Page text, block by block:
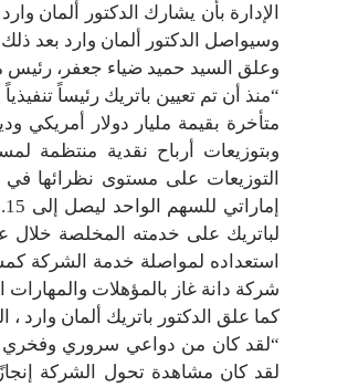
الإدارة بأن يشارك الدكتور ألمان
وسيواصل الدكتور ألمان وارد بعد
وعلق السيد حميد ضياء جعفر، رئيس
متأخرة بقيمة مليار دولار أمريكي
وبتوزيعات أرباح نقدية منتظمة
لباتريك على خدمته المخلصة
استعداده لمواصلة خدمة الشركة
شركة دانة غاز بالمؤهلات والمهارات
كما علق الدكتور باتريك ألمان وارد ،
“لقد كان من دواعي سروري وفخري